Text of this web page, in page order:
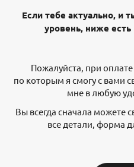
Если тебе актуально, и
уровень, ниже
Пожалуйста, при
по которым я смогу с вами
мне в любую
Вы всегда сначала можете
все детали, форма